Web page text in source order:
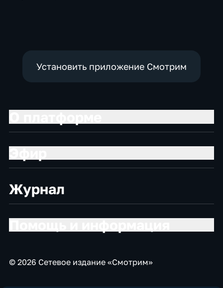
Установить приложение Смотрим
Журнал
© 2026 Сетевое издание «Смотрим»